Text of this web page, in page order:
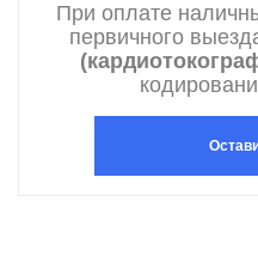
При оплате
первичного